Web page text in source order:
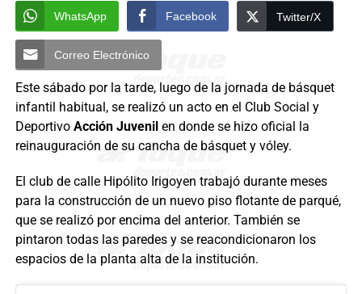
WhatsApp Facebook Twitter/X
Correo Electrónico
Este sábado por la tarde, luego de la jornada de básquet
infantil habitual, se realizó un acto en el Club Social y
Deportivo Acción Juvenil en donde se hizo oficial la
reinauguración de su cancha de básquet y vóley.
El club de calle Hipólito Irigoyen trabajó durante meses
para la construcción de un nuevo piso flotante de parqué,
que se realizó por encima del anterior. También se
pintaron todas las paredes y se reacondicionaron los
espacios de la planta alta de la institución.